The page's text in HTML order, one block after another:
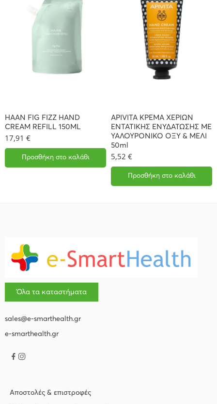
HAAN FIG FIZZ HAND
CREAM REFILL 150ML
17,91 €
Προσθήκη στο καλάθι
APIVITA ΚΡΕΜΑ ΧΕΡΙΩΝ
ΕΝΤΑΤΙΚΗΣ ΕΝΥΔΑΤΩΣΗΣ ΜΕ
ΥΑΛΟΥΡΟΝΙΚΟ ΟΞΥ & ΜΕΛΙ
50ml
5,52 €
Προσθήκη στο καλάθι
Όλα τα καταστήματα
sales@e-smarthealth.gr
e-smarthealth.gr
Αποστολές & επιστροφές